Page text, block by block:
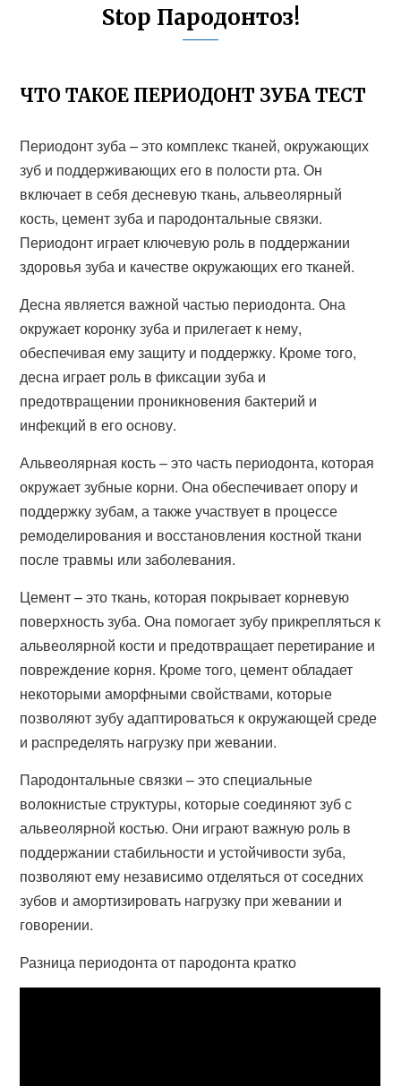
Stop Пародонтоз!
ЧТО ТАКОЕ ПЕРИОДОНТ ЗУБА ТЕСТ
Периодонт зуба – это комплекс тканей, окружающих
зуб и поддерживающих его в полости рта. Он
включает в себя десневую ткань, альвеолярный
кость, цемент зуба и пародонтальные связки.
Периодонт играет ключевую роль в поддержании
здоровья зуба и качестве окружающих его тканей.
Десна является важной частью периодонта. Она
окружает коронку зуба и прилегает к нему,
обеспечивая ему защиту и поддержку. Кроме того,
десна играет роль в фиксации зуба и
предотвращении проникновения бактерий и
инфекций в его основу.
Альвеолярная кость – это часть периодонта, которая
окружает зубные корни. Она обеспечивает опору и
поддержку зубам, а также участвует в процессе
ремоделирования и восстановления костной ткани
после травмы или заболевания.
Цемент – это ткань, которая покрывает корневую
поверхность зуба. Она помогает зубу прикрепляться к
альвеолярной кости и предотвращает перетирание и
повреждение корня. Кроме того, цемент обладает
некоторыми аморфными свойствами, которые
позволяют зубу адаптироваться к окружающей среде
и распределять нагрузку при жевании.
Пародонтальные связки – это специальные
волокнистые структуры, которые соединяют зуб с
альвеолярной костью. Они играют важную роль в
поддержании стабильности и устойчивости зуба,
позволяют ему независимо отделяться от соседних
зубов и амортизировать нагрузку при жевании и
говорении.
Разница периодонта от пародонта кратко